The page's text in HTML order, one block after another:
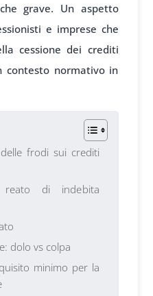
grave. Un aspetto
e imprese che
cessione dei crediti
contesto normativo in
frodi sui crediti
di indebita
dolo vs colpa
minimo per la